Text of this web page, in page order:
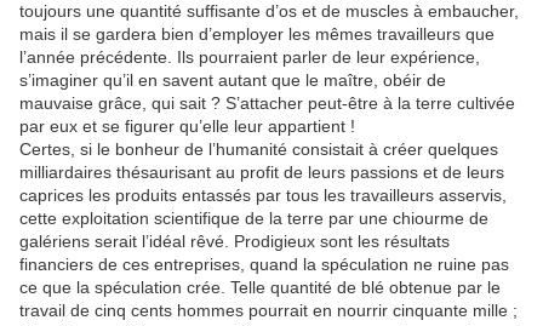
toujours une quantité suffisante d’os et de muscles à embaucher,
mais il se gardera bien d’employer les mêmes travailleurs que
l’année précédente. Ils pourraient parler de leur expérience,
s’imaginer qu’il en savent autant que le maître, obéir de
mauvaise grâce, qui sait ? S’attacher peut-être à la terre cultivée
par eux et se figurer qu’elle leur appartient !
Certes, si le bonheur de l’humanité consistait à créer quelques
milliardaires thésaurisant au profit de leurs passions et de leurs
caprices les produits entassés par tous les travailleurs asservis,
cette exploitation scientifique de la terre par une chiourme de
galériens serait l’idéal rêvé. Prodigieux sont les résultats
financiers de ces entreprises, quand la spéculation ne ruine pas
ce que la spéculation crée. Telle quantité de blé obtenue par le
travail de cinq cents hommes pourrait en nourrir cinquante mille ;